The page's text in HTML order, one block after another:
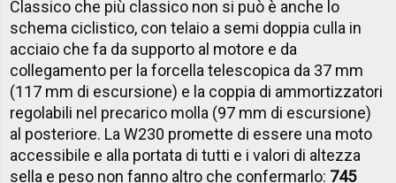
Classico che più classico non si può è anche lo
schema ciclistico, con telaio a semi doppia culla in
acciaio che fa da supporto al motore e da
collegamento per la forcella telescopica da 37 mm
(117 mm di escursione) e la coppia di ammortizzatori
regolabili nel precarico molla (97 mm di escursione)
al posteriore. La W230 promette di essere una moto
accessibile e alla portata di tutti e i valori di altezza
sella e peso non fanno altro che confermarlo: 745